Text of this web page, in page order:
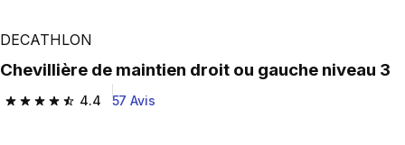
DECATHLON
Chevillière de maintien droit ou gauche niveau 3
4.4
4.4 out of 5 stars from 57 reviews
57 Avis